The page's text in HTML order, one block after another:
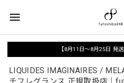
【8月11日〜8月25日 発
LIQUIDES IMAGINAIRES /